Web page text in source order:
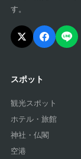
す。
スポット
観光スポット
ホテル・旅館
神社・仏閣
空港